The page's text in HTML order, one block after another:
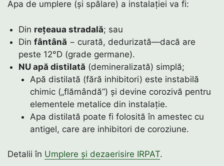
Apa de umplere (și spălare) a instalației va fi:
Din rețeaua stradală; sau
Dinfântână − curată, dedurizată—dacă are
peste 12°D (grade germane).
NU apă distilată (demineralizată) simplă;
Apă distilată (fără inhibitori) este instabilă
chimic („flămândă”) și devine corozivă pentru
elementele metalice din instalație.
Apa distilată poate fi folosită în amestec cu
antigel, care are inhibitori de coroziune.
Detalii în Umplere și dezaerisire IRPAT.